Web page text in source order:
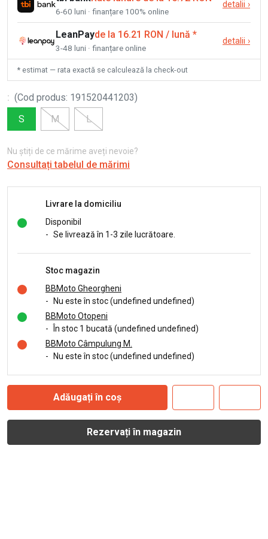
6-60 luni · finanțare 100% online
detalii ›
LeanPayde la 16.21 RON / lună *
3-48 luni · finanțare online
detalii ›
* estimat — rata exactă se calculează la check-out
: (Cod produs: 191520441203)
S
M L
Nu știți de ce mărime aveți nevoie?
Consultați tabelul de mărimi
Livrare la domiciliu
Disponibil
- Se livrează în 1-3 zile lucrătoare.
Stoc magazin
BBMoto Gheorgheni
-
Nu este în stoc (undefined undefined)
BBMoto Otopeni
-
În stoc 1 bucată (undefined undefined)
BBMoto Câmpulung M.
-
Nu este în stoc (undefined undefined)
Adăugați în coș
Rezervați în magazin